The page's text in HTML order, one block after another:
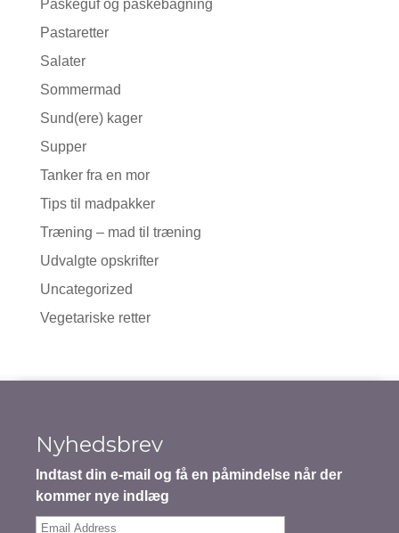
Påskeguf og påskebagning
Pastaretter
Salater
Sommermad
Sund(ere) kager
Supper
Tanker fra en mor
Tips til madpakker
Træning – mad til træning
Udvalgte opskrifter
Uncategorized
Vegetariske retter
Nyhedsbrev
Indtast din e-mail og få en påmindelse når der
kommer nye indlæg
Email